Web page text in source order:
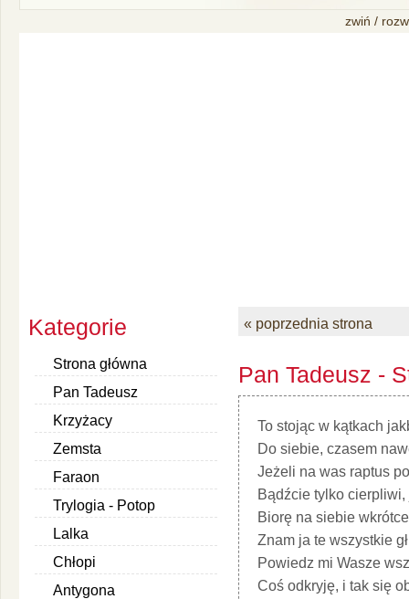
zwiń /
Kategorie
Strona główna
Pan Tadeusz
Krzyżacy
Zemsta
Faraon
Trylogia - Potop
Lalka
Chłopi
Antygona
« poprzednia strona
Pan Tadeusz -
To stojąc w kątkach
Do siebie, czasem
Jeżeli na was raptus
Bądźcie tylko
Biorę na siebie
Znam ja te wszystkie
Powiedz mi Wasze
Coś odkryję, i tak się